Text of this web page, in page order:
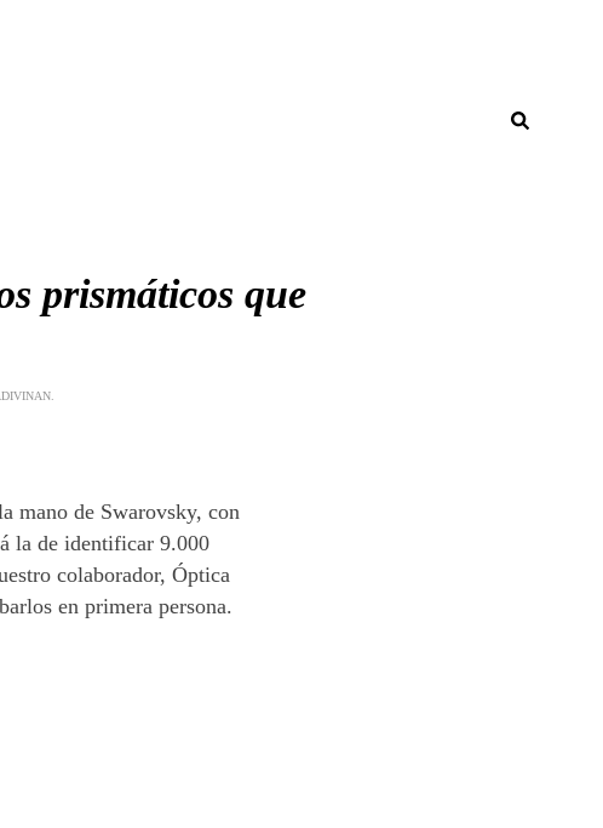
prismáticos que
mano de Swarovsky, con
la de identificar 9.000
colaborador, Óptica
en primera persona.